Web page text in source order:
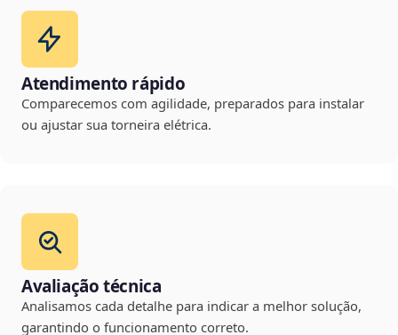
Atendimento rápido
Comparecemos com agilidade, preparados para instalar
ou ajustar sua torneira elétrica.
Avaliação técnica
Analisamos cada detalhe para indicar a melhor solução,
garantindo o funcionamento correto.